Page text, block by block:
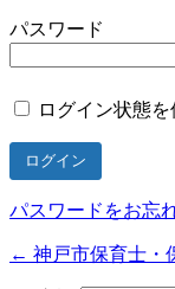
パスワード
ログイン状態を
パスワードをお忘
← 神戸市保育士・